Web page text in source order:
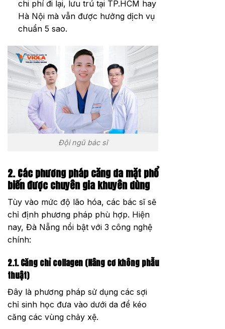
chi phí đi lại, lưu trú tại TP.HCM hay
Hà Nội mà vẫn được hưởng dịch vụ
chuẩn 5 sao.
Đội ngũ bác sĩ
2. Các phương pháp căng da mặt phổ
biến được chuyên gia khuyên dùng
Tùy vào mức độ lão hóa, các bác sĩ sẽ
chỉ định phương pháp phù hợp. Hiện
nay, Đà Nẵng nổi bật với 3 công nghệ
chính:
2.1. Căng chỉ collagen (Nâng cơ không phẫu
thuật)
Đây là phương pháp sử dụng các sợi
chỉ sinh học đưa vào dưới da để kéo
căng các vùng chảy xệ.